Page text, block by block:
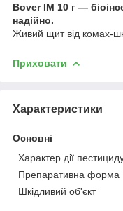
Bover IM 10 г —
надійно.
Живий щит від комах-
Приховати
Характеристики
Основні
Характер дії
Препаративна форма
Шкідливий об'єкт